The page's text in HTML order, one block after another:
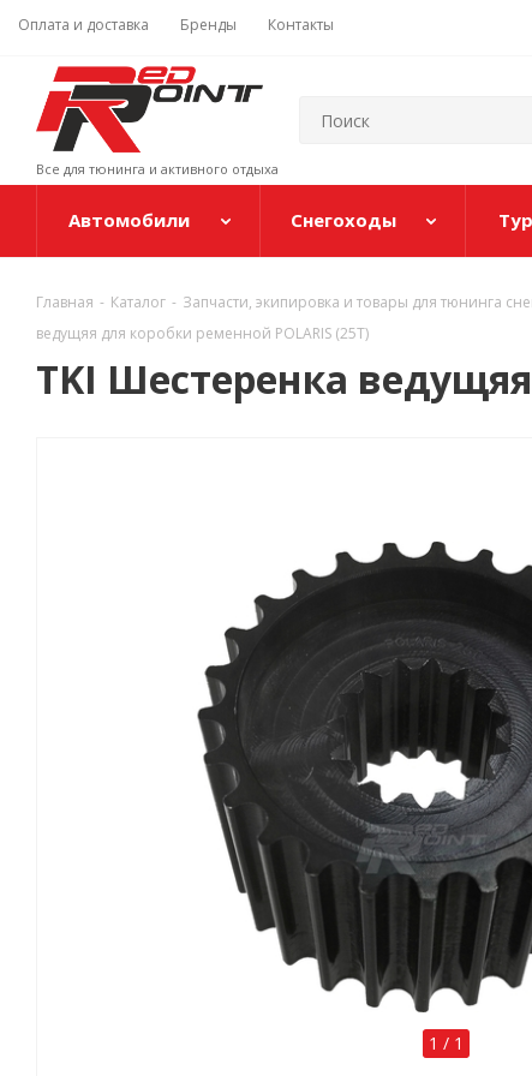
Оплата и доставка Бренды Контакты
Все для тюнинга и активного отдыха
Автомобили Снегоходы
Главная - Каталог - Запчасти, экипировка и товары для тюнинга
ведущяя для коробки ременной POLARIS (25T)
TKI Шестеренка
1 / 1